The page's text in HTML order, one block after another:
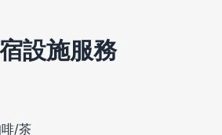
設施服務
/茶